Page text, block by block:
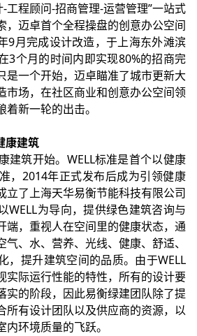
工程顾问-招商管理-运营管理”一站式
，迈卓首个全程操盘的创意办公空间
9月完成设计改造，于上海东外滩滨
3个月的时间内即实现80%的招商完
是一个开始，迈卓瞄准了城市更新大
市场，在社区商业和创意办公空间领
新一轮的出击。
康建筑
建筑开始。WELL标准是首个以健康
，2014年正式发布后成为引领健康
立了上海天华易衡节能科技有限公司
WELL为导向，提供绿色建筑咨询与
端，重视人在空间里的健康状态，通
、水、营养、光线、健康、舒适、
，提升建筑空间的品质。由于WELL
实际运行性能的特性，所有的设计要
实的阶段，因此易衡绿建团队除了提
所有设计团队以及供应商的资源，以
环境质量的飞跃。